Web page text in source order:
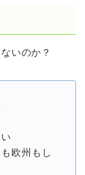
いのか？
欧州もし